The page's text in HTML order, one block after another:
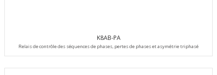
K8AB-PA
Relais de contrôle des séquences de phases, pertes de phases et asymétrie triphasé